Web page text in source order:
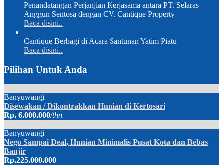
Penandatangan Perjanjian Kerjasama antara PT. Selaras
Anggun Sentosa dengan CV. Cantique Property
Baca disini..
Cantique Berbagi di Acara Santunan Yatim Piatu
Baca disini..
Pilihan Untuk Anda
Banyuwangi
Disewakan / Dikontrakkan Hunian di Kertosari
Rp. 6.000.000/thn
Banyuwangi
Nego Sampai Deal, Hunian Minimalis Pusat Kota dan Bebas
Banjir
Rp.225.000.000